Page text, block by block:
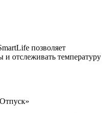
позволяет
отслеживать температуру